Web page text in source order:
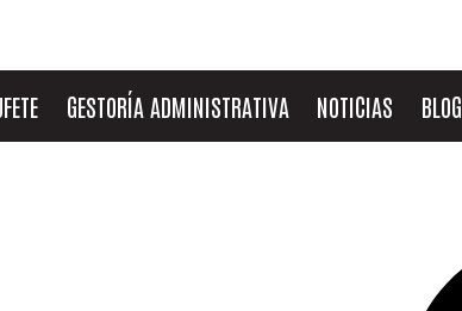
GESTORÍA ADMINISTRATIVA NOTICIAS BLOG